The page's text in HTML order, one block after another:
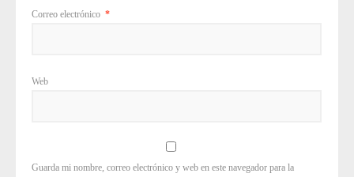
Correo electrónico *
Web
Guarda mi nombre, correo electrónico y web en este navegador para la